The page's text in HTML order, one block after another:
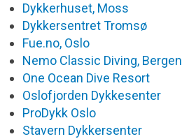
Dykkerhuset, Moss
Dykkersentret Tromsø
Fue.no, Oslo
Nemo Classic Diving, Bergen
One Ocean Dive Resort
Oslofjorden Dykkesenter
ProDykk Oslo
Stavern Dykkersenter